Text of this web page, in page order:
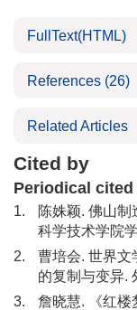
FullText(HTML)
References (26)
Related Articles
Cited by
Periodical cited
1.
陈姝颖. 佛山
科学技术学院
2.
曹培会. 世界文
的复制与变异.
3.
詹晓慧. 《红楼